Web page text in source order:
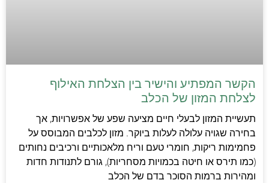
הקשר המפתיע והישיר בין הצלחת האילוף
לצלחת המזון של הכלב
תעשיית המזון לבעלי חיים מציעה שפע של אפשרויות, אך
בחירה שגויה עלולה לעלות ביוקר. מזון לכלבים המבוסס על
פחמימות ריקות, חומרי טעם וריח מלאכותיים ורכיבים נחותים
(כמו תירס או חיטה בכמויות מסחריות), גורם לתנודות חדות
ומהירות ברמות הסוכר בדם של הכלב